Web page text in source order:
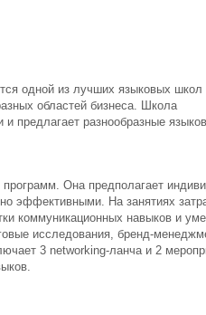
одной из лучших языковых школ
областей бизнеса. Школа
предлагает разнообразные
Она предполагает
эффективными. На занятиях
коммуникационных навыков и
исследования, бренд-
3 networking-ланча и 2